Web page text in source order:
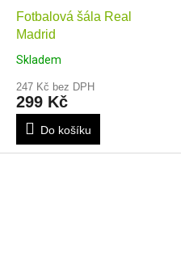
Fotbalová šála Real
Madrid
Skladem
247 Kč bez DPH
299 Kč
Do košíku